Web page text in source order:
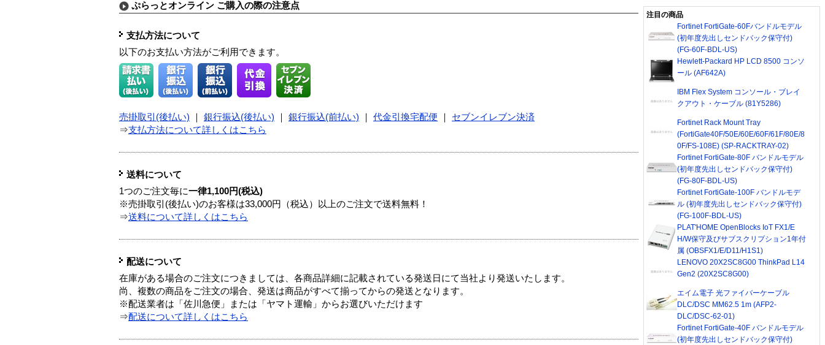
ぷらっとオンライン ご購入の際の注意点
支払方法について
以下のお支払い方法がご利用できます。
売掛取引(後払い) 銀行振込(後払い) 銀行振込(前払い) 代金引換宅配便
セブンイレブン決済
⇒支払方法について詳しくはこちら
送料について
1つのご注文毎に一律1,100円(税込)
※売掛取引(後払い)のお客様は33,000円（税込）以上のご注文で送料無料！
⇒送料について詳しくはこちら
配送について
在庫がある場合のご注文につきましては、各商品詳細に記載されている発送日にて当社より発送いたします。
尚、複数の商品をご注文の場合、発送は商品がすべて揃ってからの発送となります。
※配送業者は「佐川急便」または「ヤマト運輸」からお選びいただけます
⇒配送について詳しくはこちら
注目の商品
Fortinet FortiGate-60Fバンドルモデル
(初年度先出しセンドバック保守付)
(FG-60F-BDL-US)
Hewlett-Packard HP LCD 8500 コンソ
ール (AF642A)
IBM Flex System コンソール・ブレイ
クアウト・ケーブル (81Y5286)
Fortinet Rack Mount Tray
(FortiGate40F/50E/60E/60F/61F/80E/8
0F/FS-108E) (SP-RACKTRAY-02)
Fortinet FortiGate-80F バンドルモデル
(初年度先出しセンドバック保守付)
(FG-80F-BDL-US)
Fortinet FortiGate-100F バンドルモデ
ル (初年度先出しセンドバック保守付)
(FG-100F-BDL-US)
PLAT'HOME OpenBlocks IoT FX1/E
H/W保守及びサブスクリプション1年付
属 (OBSFX1/E/D11/H1S1)
LENOVO 20X2SC8G00 ThinkPad L14
Gen2 (20X2SC8G00)
エイム電子 光ファイバーケーブル
DLC/DSC MM62.5 1m (AFP2-
DLC/DSC-62-01)
Fortinet FortiGate-40F バンドルモデル
(初年度先出しセンドバック保守付)